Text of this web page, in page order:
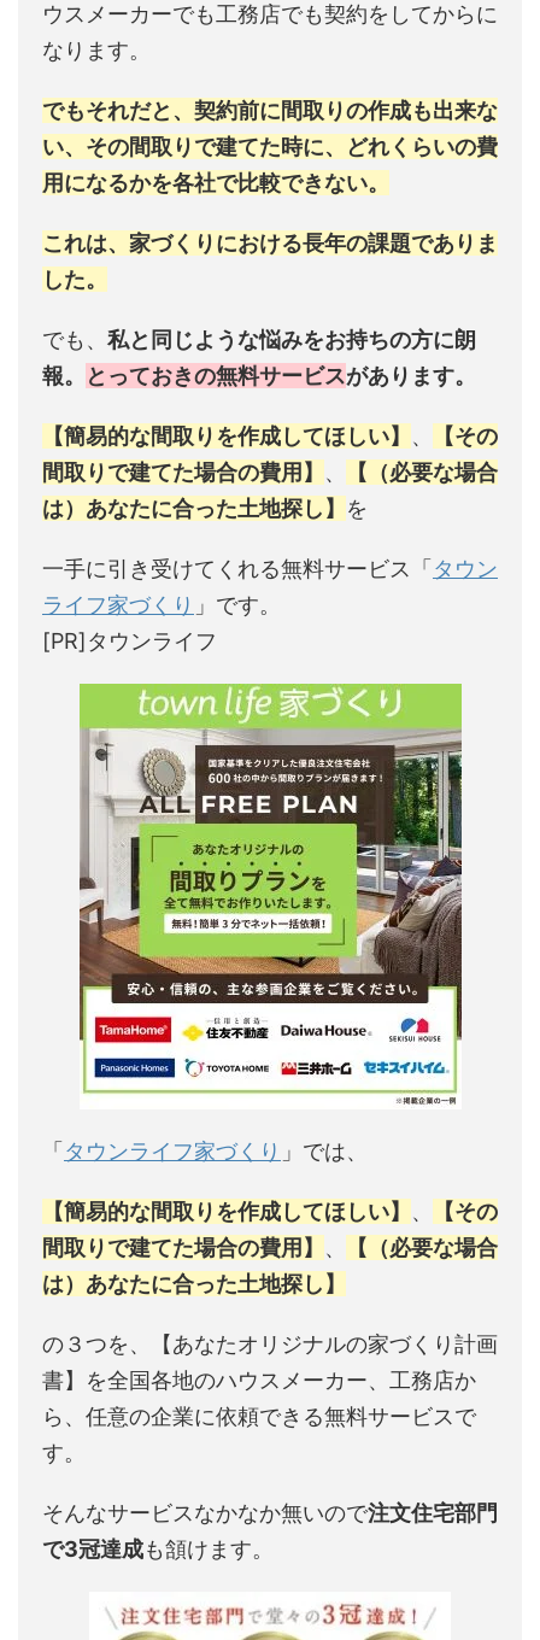
ウスメーカーでも工務店でも契約をしてからに
なります。
でもそれだと、契約前に間取りの作成も出来な
い、その間取りで建てた時に、どれくらいの費
用になるかを各社で比較できない。
これは、家づくりにおける長年の課題でありま
した。
でも、 私と同じような悩みをお持ちの方に朗
報。
とっておきの無料サービスがあります。
【簡易的な間取りを作成してほしい】 、
【その
間取りで建てた場合の費用】 、
【（必要な場合
は）あなたに合った土地探し】 を
一手に引き受けてくれる無料サービス「 タウン
ライフ家づくり 」です。
[PR]タウンライフ
「 タウンライフ家づくり 」では、
【簡易的な間取りを作成してほしい】 、
【その
間取りで建てた場合の費用】 、
【（必要な場合
は）あなたに合った土地探し】
の３つを、【あなたオリジナルの家づくり計画
書】を全国各地のハウスメーカー、工務店か
ら、任意の企業に依頼できる無料サービスで
す。
そんなサービスなかなか無いので注文住宅部門
で3冠達成も頷けます。